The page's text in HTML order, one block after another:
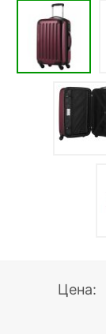
Цена: